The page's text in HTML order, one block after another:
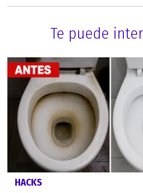
Te puede
HACKS